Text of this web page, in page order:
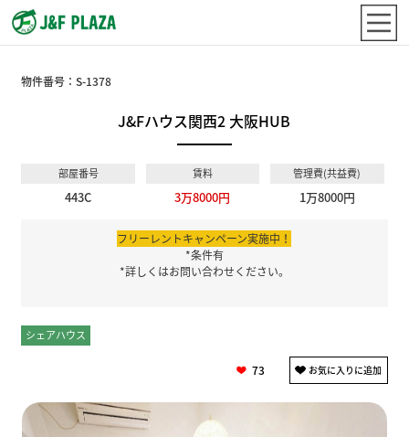
物件番号：S-1378
J&Fハウス関西2 大阪HUB
部屋番号
443C
賃料
3万8000円
管理費(共益費)
1万8000円
フリーレントキャンペーン実施中！
*条件有
*詳しくはお問い合わせください。
シェアハウス
73